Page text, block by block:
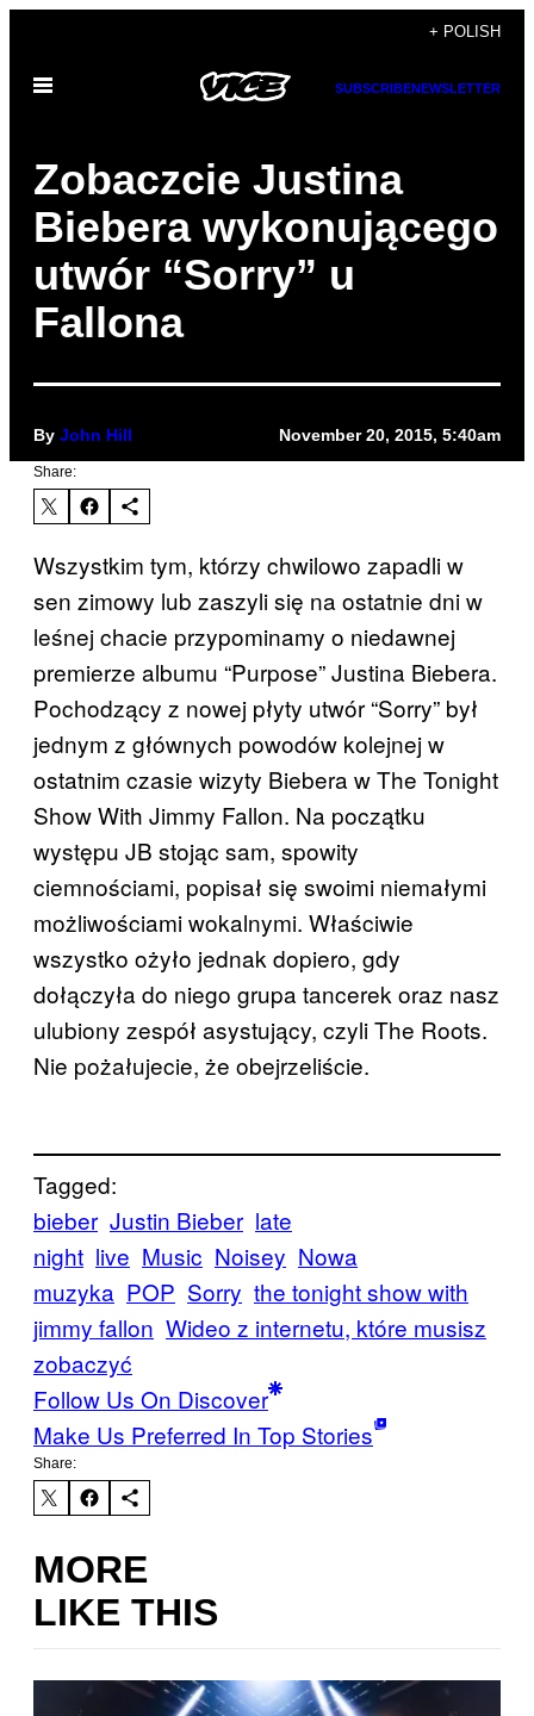
content
+ POLISH
Open
SUBSCRIBENEWSLETTER
Zobaczcie Justina
Biebera wykonującego
utwór “Sorry” u
Fallona
By John Hill November 20, 2015, 5:40am
Share:
Wszystkim tym, którzy chwilowo zapadli w
sen zimowy lub zaszyli się na ostatnie dni w
leśnej chacie przypominamy o niedawnej
premierze albumu “Purpose” Justina Biebera.
Pochodzący z nowej płyty utwór “Sorry” był
jednym z głównych powodów kolejnej w
ostatnim czasie wizyty Biebera w The Tonight
Show With Jimmy Fallon. Na początku
występu JB stojąc sam, spowity
ciemnościami, popisał się swoimi niemałymi
możliwościami wokalnymi. Właściwie
wszystko ożyło jednak dopiero, gdy
dołączyła do niego grupa tancerek oraz nasz
ulubiony zespół asystujący, czyli The Roots.
Nie pożałujecie, że obejrzeliście.
Tagged:
bieber Justin Bieber late
night live Music Noisey Nowa
muzyka POP Sorry the tonight show with
jimmy fallon Wideo z internetu, które musisz
zobaczyć
Follow Us On Discover
Make Us Preferred In Top Stories
Share:
MORE
LIKE THIS